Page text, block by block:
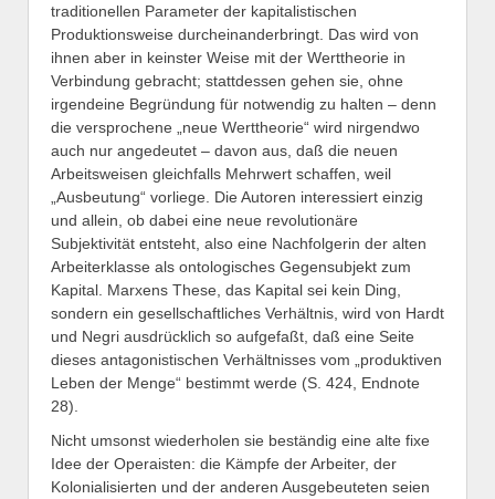
traditionellen Parameter der kapitalistischen
Produktionsweise durcheinanderbringt. Das wird von
ihnen aber in keinster Weise mit der Werttheorie in
Verbindung gebracht; stattdessen gehen sie, ohne
irgendeine Begründung für notwendig zu halten – denn
die versprochene „neue Werttheorie“ wird nirgendwo
auch nur angedeutet – davon aus, daß die neuen
Arbeitsweisen gleichfalls Mehrwert schaffen, weil
„Ausbeutung“ vorliege. Die Autoren interessiert einzig
und allein, ob dabei eine neue revolutionäre
Subjektivität entsteht, also eine Nachfolgerin der alten
Arbeiterklasse als ontologisches Gegensubjekt zum
Kapital. Marxens These, das Kapital sei kein Ding,
sondern ein gesellschaftliches Verhältnis, wird von Hardt
und Negri ausdrücklich so aufgefaßt, daß eine Seite
dieses antagonistischen Verhältnisses vom „produktiven
Leben der Menge“ bestimmt werde (S. 424, Endnote
28).
Nicht umsonst wiederholen sie beständig eine alte fixe
Idee der Operaisten: die Kämpfe der Arbeiter, der
Kolonialisierten und der anderen Ausgebeuteten seien